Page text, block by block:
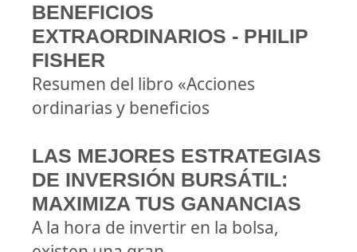
BENEFICIOS
EXTRAORDINARIOS - PHILIP
FISHER
Resumen del libro «Acciones
ordinarias y beneficios
LAS MEJORES ESTRATEGIAS
DE INVERSIÓN BURSÁTIL:
MAXIMIZA TUS GANANCIAS
A la hora de invertir en la bolsa,